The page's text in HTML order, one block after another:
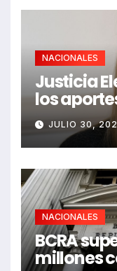
NACIONALES
Justicia
los
JULIO 30,
NACIONALES
BCRA
millones